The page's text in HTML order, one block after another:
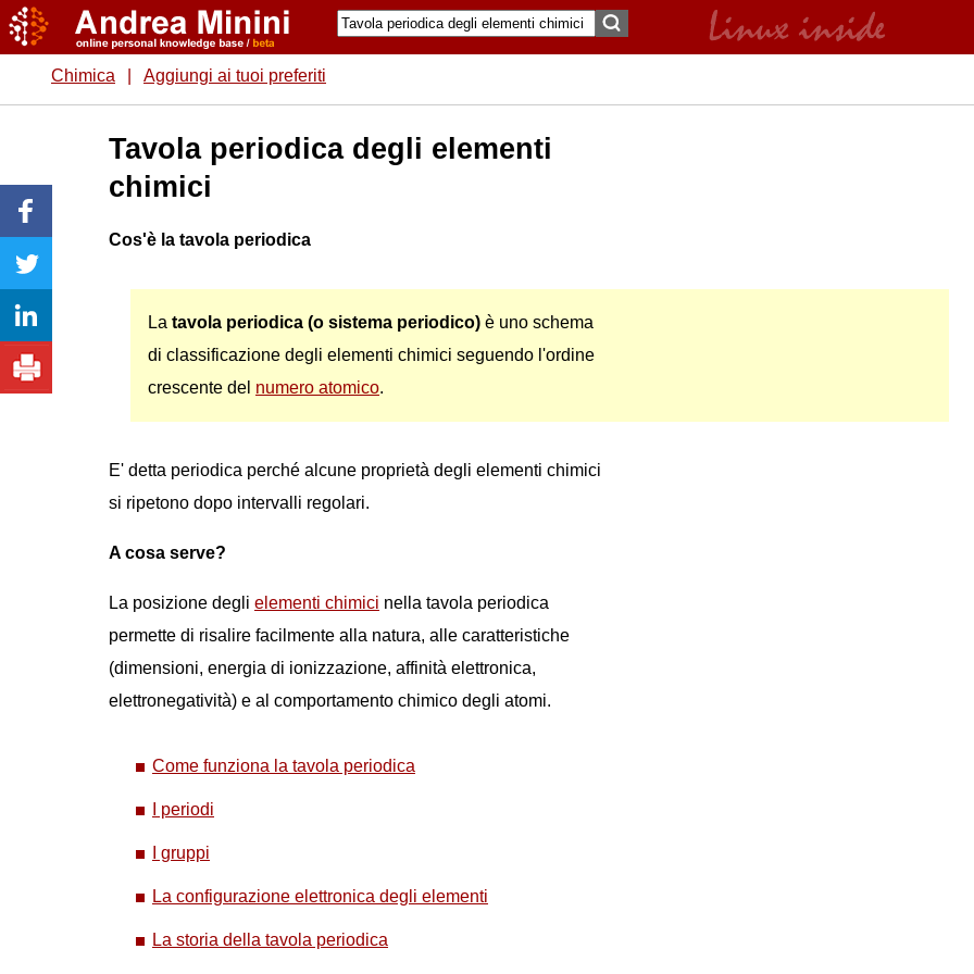
Chimica Aggiungi ai tuoi preferiti
Tavola periodica degli elementi
chimici
Cos'è la tavola periodica
La tavola periodica (o sistema periodico) è uno schema
di classificazione degli elementi chimici seguendo l'ordine
crescente del numero atomico.
E' detta periodica perché alcune proprietà degli elementi chimici
si ripetono dopo intervalli regolari.
A cosa serve?
La posizione degli elementi chimici nella tavola periodica
permette di risalire facilmente alla natura, alle caratteristiche
(dimensioni, energia di ionizzazione, affinità elettronica,
elettronegatività) e al comportamento chimico degli atomi.
Come funziona la tavola periodica
I periodi
I gruppi
La configurazione elettronica degli elementi
La storia della tavola periodica